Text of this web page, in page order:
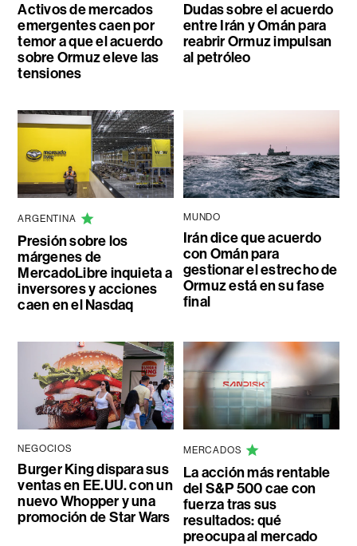
Activos de mercados
emergentes caen por
temor a que el acuerdo
sobre Ormuz eleve las
tensiones
Dudas sobre el acuerdo
entre Irán y Omán para
reabrir Ormuz impulsan
al petróleo
ARGENTINA
Presión sobre los
márgenes de
MercadoLibre inquieta a
inversores y acciones
caen en el Nasdaq
MUNDO
Irán dice que acuerdo
con Omán para
gestionar el estrecho de
Ormuz está en su fase
final
NEGOCIOS
Burger King dispara sus
ventas en EE.UU. con un
nuevo Whopper y una
promoción de Star Wars
MERCADOS
La acción más rentable
del S&P 500 cae con
fuerza tras sus
resultados: qué
preocupa al mercado